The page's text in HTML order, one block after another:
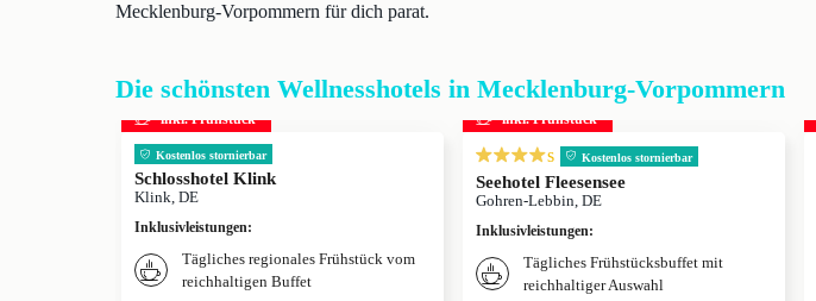
Mecklenburg-Vorpommern für dich parat.
Die schönsten Wellnesshotels in Mecklenburg-Vorpommern
inkl. Frühstück
Kostenlos stornierbar
Schlosshotel Klink
Klink, DE
Inklusivleistungen:
Tägliches regionales Frühstück vom
reichhaltigen Buffet
inkl. Frühstück
s Kostenlos stornierbar
Seehotel Fleesensee
Gohren-Lebbin, DE
Inklusivleistungen:
Tägliches Frühstücksbuffet mit
reichhaltiger Auswahl